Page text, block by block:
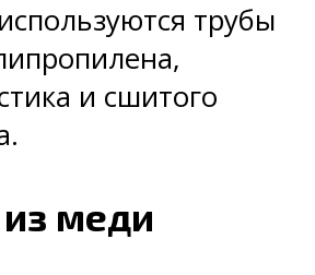
трубы
и сшитого
меди